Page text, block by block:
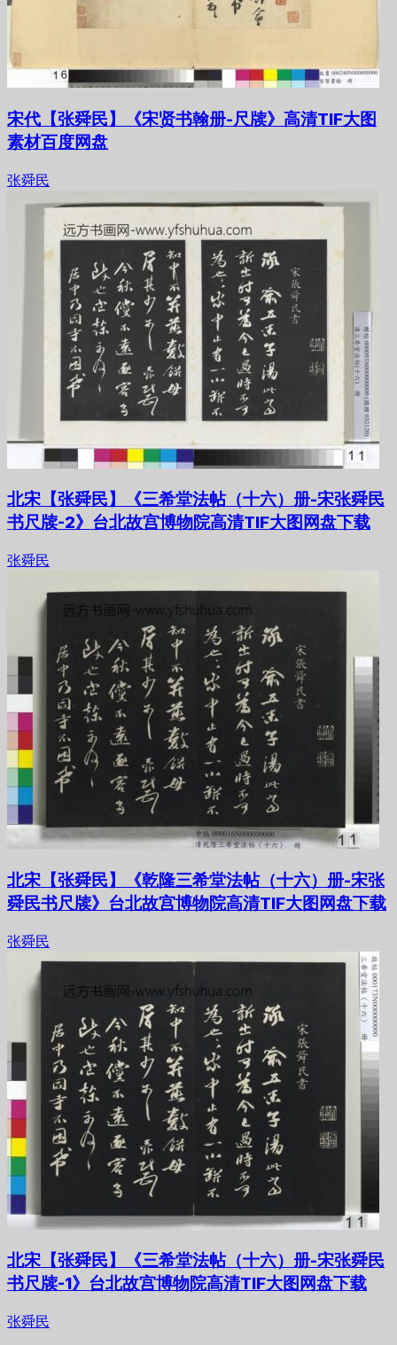
宋代【张舜民】《宋贤书翰册-尺牍》高清TIF大图
素材百度网盘
张舜民
北宋【张舜民】《三希堂法帖（十六）册-宋张舜民
书尺牍-2》台北故宫博物院高清TIF大图网盘下载
张舜民
北宋【张舜民】《乾隆三希堂法帖（十六）册-宋张
舜民书尺牍》台北故宫博物院高清TIF大图网盘下载
张舜民
北宋【张舜民】《三希堂法帖（十六）册-宋张舜民
书尺牍-1》台北故宫博物院高清TIF大图网盘下载
张舜民